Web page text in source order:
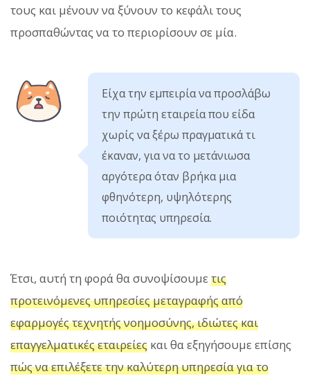
τους και μένουν να ξύνουν το κεφάλι τους
προσπαθώντας να το περιορίσουν σε μία.
Είχα την εμπειρία να προσλάβω
την πρώτη εταιρεία που είδα
χωρίς να ξέρω πραγματικά τι
έκαναν, για να το μετάνιωσα
αργότερα όταν βρήκα μια
φθηνότερη, υψηλότερης
ποιότητας υπηρεσία.
Έτσι, αυτή τη φορά θα συνοψίσουμετις
προτεινόμενες υπηρεσίες μεταγραφής από
εφαρμογές τεχνητής νοημοσύνης, ιδιώτες και
επαγγελματικές εταιρείες και θα εξηγήσουμε επίσης
πώς να επιλέξετε την καλύτερη υπηρεσία για το